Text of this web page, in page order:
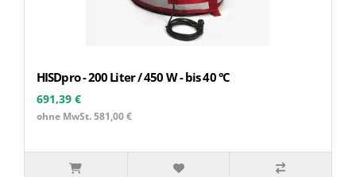
HISDpro - 200 Liter / 450 W - bis 40 °C
691,39 €
ohne MwSt. 581,00 €